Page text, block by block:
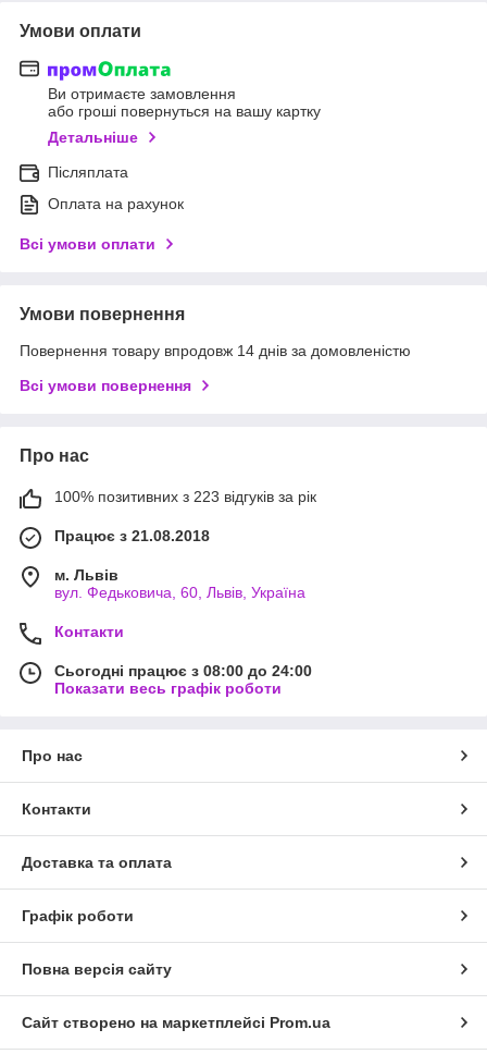
Умови оплати
Ви отримаєте замовлення
або гроші повернуться на вашу картку
Детальніше
Післяплата
Оплата на рахунок
Всі умови оплати
Умови повернення
Повернення товару впродовж 14 днів за домовленістю
Всі умови повернення
Про нас
100% позитивних з 223 відгуків за рік
Працює з 21.08.2018
м. Львів
вул. Федьковича, 60, Львів, Україна
Контакти
Сьогодні працює з 08:00 до 24:00
Показати весь графік роботи
Про нас
Контакти
Доставка та оплата
Графік роботи
Повна версія сайту
Сайт створено на маркетплейсі Prom.ua